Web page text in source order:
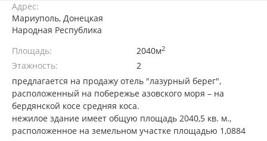
Адрес:
Мариуполь, Донецкая
Народная Республика
Площадь:
2040м2
Этажность:
2
предлагается на продажу отель "лазурный берег",
расположенный на побережье азовского моря – на
бердянской косе средняя коса.
нежилое здание имеет общую площадь 2040,5 кв. м.,
расположенное на земельном участке площадью 1,0884